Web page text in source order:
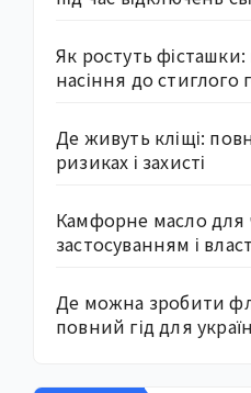
Як ростуть
насіння до стиглого
Де живуть кліщі:
ризиках і захисті
Камфорне масло для
застосуванням і
Де можна зробити
повний гід для